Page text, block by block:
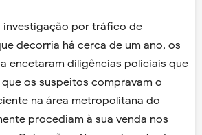
investigação por tráfico de
decorria há cerca de um ano, os
encetaram diligências policiais que
os suspeitos compravam o
na área metropolitana do
procediam à sua venda nos